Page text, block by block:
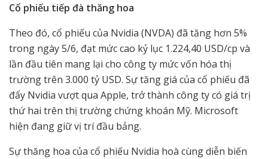
Cổ phiếu tiếp đà thăng hoa
Theo đó, cổ phiếu của Nvidia (NVDA) đã tăng hơn 5%
trong ngày 5/6, đạt mức cao kỷ lục 1.224,40 USD/cp và
lần đầu tiên mang lại cho công ty mức vốn hóa thị
trường trên 3.000 tỷ USD. Sự tăng giá của cổ phiếu đã
đẩy Nvidia vượt qua Apple, trở thành công ty có giá trị
thứ hai trên thị trường chứng khoán Mỹ. Microsoft
hiện đang giữ vị trí đầu bảng.
Sự thăng hoa của cổ phiếu Nvidia hoà cùng diễn biến